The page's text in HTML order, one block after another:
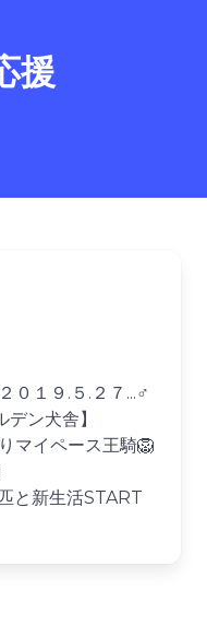
援
１９.５.２７...♂
デン犬舎】
マイペース王騎🦁
と新生活START